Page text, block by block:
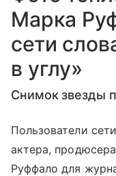
Марка
сети
в углу»
Снимок звезды
Пользователи
актера,
Руффало для